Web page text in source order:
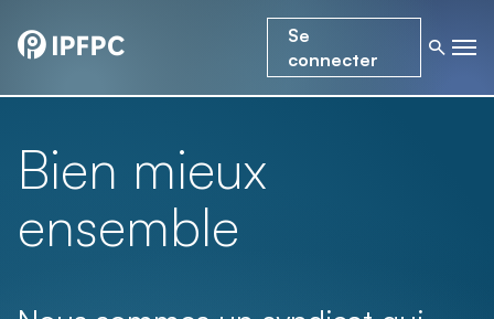
Se
connecter
Bien mieux
ensemble